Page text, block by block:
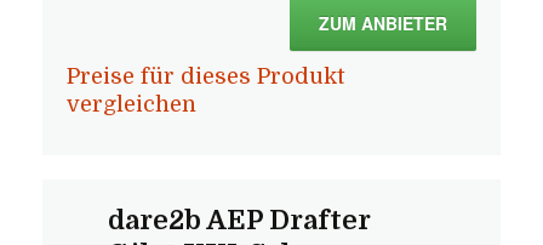
ZUM ANBIETER
Preise für dieses Produkt
vergleichen
dare2b AEP Drafter